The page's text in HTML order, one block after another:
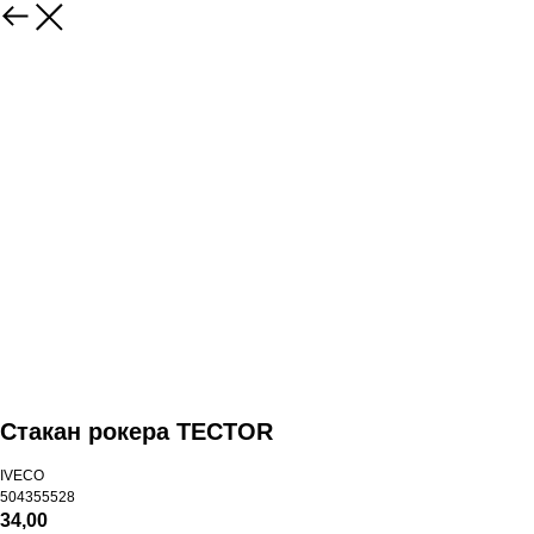
Стакан рокера TECTOR
IVECO
504355528
34,00